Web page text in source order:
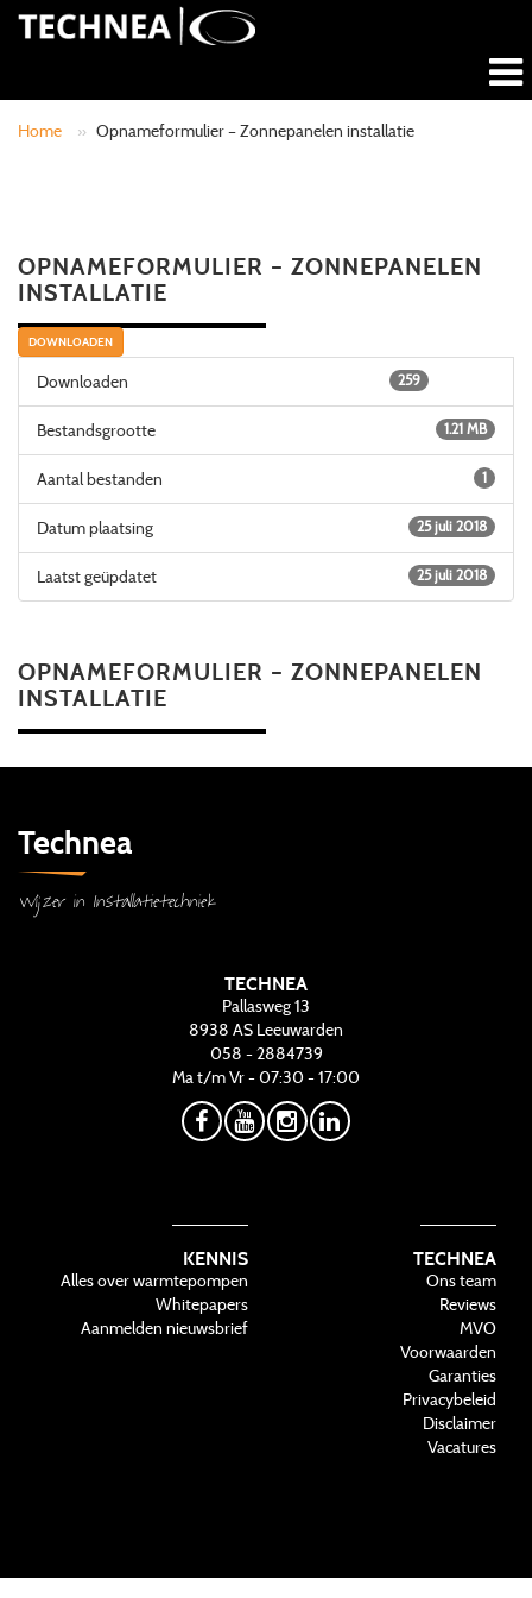
Home » Opnameformulier – Zonnepanelen installatie
OPNAMEFORMULIER – ZONNEPANELEN
INSTALLATIE
DOWNLOADEN
Downloaden 259
Bestandsgrootte 1.21 MB
Aantal bestanden 1
Datum plaatsing 25 juli 2018
Laatst geüpdatet 25 juli 2018
OPNAMEFORMULIER – ZONNEPANELEN
INSTALLATIE
Technea
Wijzer in Installatietechniek
TECHNEA
Pallasweg 13
8938 AS Leeuwarden
058 - 2884739
Ma t/m Vr - 07:30 - 17:00
KENNIS
Alles over warmtepompen
Whitepapers
Aanmelden nieuwsbrief
TECHNEA
Ons team
Reviews
MVO
Voorwaarden
Garanties
Privacybeleid
Disclaimer
Vacatures